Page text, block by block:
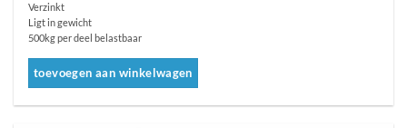
Verzinkt
Ligt in gewicht
500kg per deel belastbaar
toevoegen aan winkelwagen